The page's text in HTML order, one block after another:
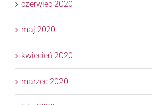
czerwiec 2020
maj 2020
kwiecień 2020
marzec 2020